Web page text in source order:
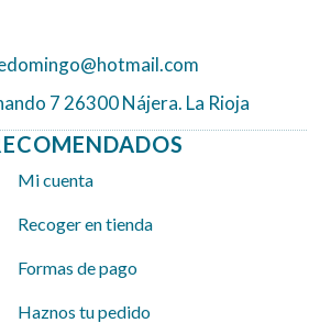
7 26300 Nájera. La Rioja
Mi cuenta
Recoger en tienda
Formas de pago
Haznos tu pedido